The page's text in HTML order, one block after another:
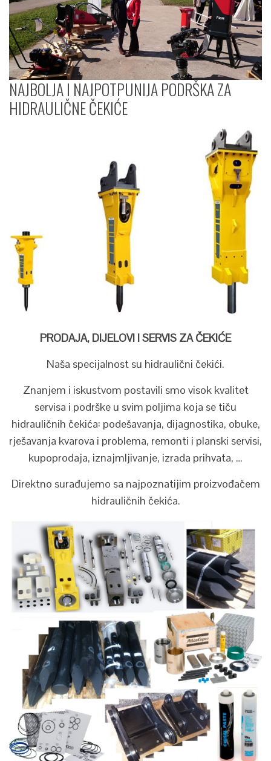
NAJBOLJA I NAJPOTPUNIJA PODRŠKA ZA
HIDRAULIČNE ČEKIĆE
PRODAJA, DIJELOVI I SERVIS ZA ČEKIĆE
Naša specijalnost su hidraulični čekići.
Znanjem i iskustvom postavili smo visok kvalitet
servisa i podrške u svim poljima koja se tiču
hidrauličnih čekića: podešavanja, dijagnostika, obuke,
rješavanja kvarova i problema, remonti i planski servisi,
kupoprodaja, iznajmljivanje, izrada prihvata, …
Direktno surađujemo sa najpoznatijim proizvođačem
hidrauličnih čekića.